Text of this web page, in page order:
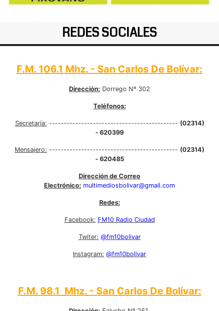
REDES SOCIALES
F.M. 106.1 Mhz. - San Carlos De Bolívar:
Dirección: Dorrego Nº 302
Teléfonos:
Secretaría: -------------------------------------------- (02314)
- 620399
Mensajero: -------------------------------------------- (02314)
- 620485
Dirección de Correo
Electrónico: multimediosbolivar@gmail.com
Redes:
Facebook: FM10 Radio Ciudad
Twiter: @fm10bolivar
Instagram: @fm10bolivar
F.M. 98.1 Mhz. - San Carlos De Bolívar: